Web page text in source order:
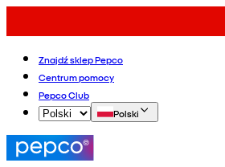
Znajdź sklep Pepco
Centrum pomocy
Pepco Club
Polski